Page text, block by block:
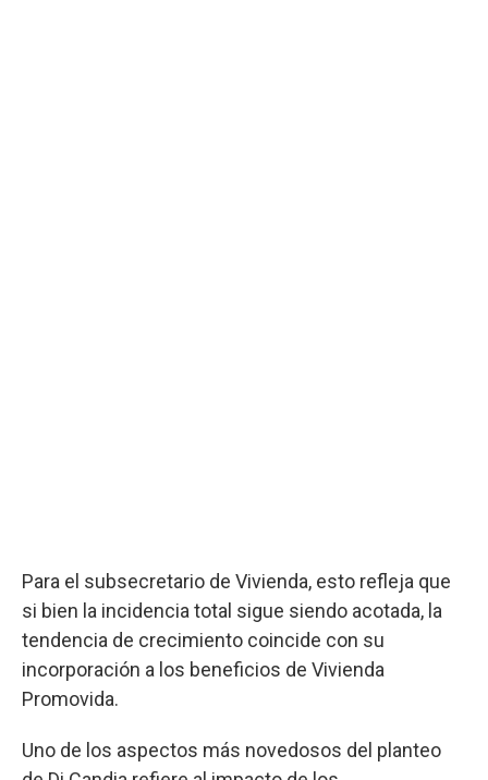
Para el subsecretario de Vivienda, esto refleja que
si bien la incidencia total sigue siendo acotada, la
tendencia de crecimiento coincide con su
incorporación a los beneficios de Vivienda
Promovida.
Uno de los aspectos más novedosos del planteo